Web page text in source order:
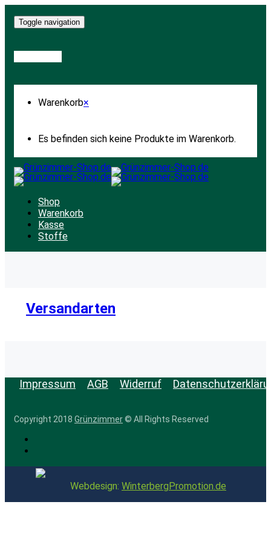
Toggle navigation
Warenkorb×
Es befinden sich keine Produkte im Warenkorb.
Shop
Warenkorb
Kasse
Stoffe
Versandarten
Impressum AGB Widerruf
Copyright 2018 Grünzimmer© All Rights Reserved
Webdesign: WinterbergPromotion.de